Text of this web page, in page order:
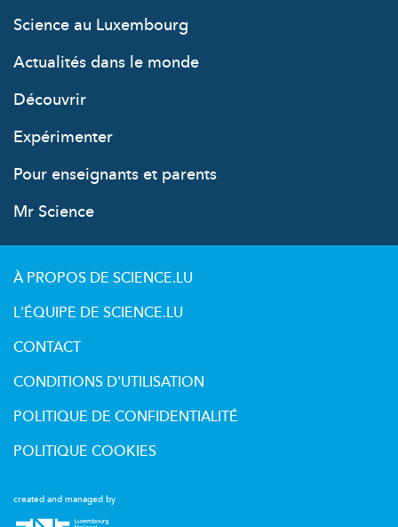
Science au Luxembourg
Actualités dans le monde
Découvrir
Expérimenter
Pour enseignants et parents
Mr Science
created and managed by
À PROPOS DE SCIENCE.LU
L'ÉQUIPE DE SCIENCE.LU
CONTACT
CONDITIONS D'UTILISATION
POLITIQUE DE CONFIDENTIALITÉ
POLITIQUE COOKIES